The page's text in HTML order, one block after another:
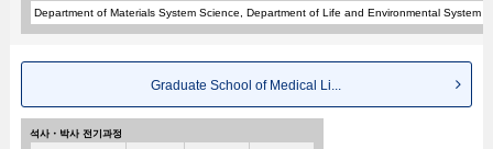
Department of Materials System Science, Department of Life and Environmental System
Graduate School of Medical Li...
석사・박사 전기과정